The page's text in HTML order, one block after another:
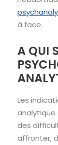
à face.
A QUI
Les
analytique
des
affronter,